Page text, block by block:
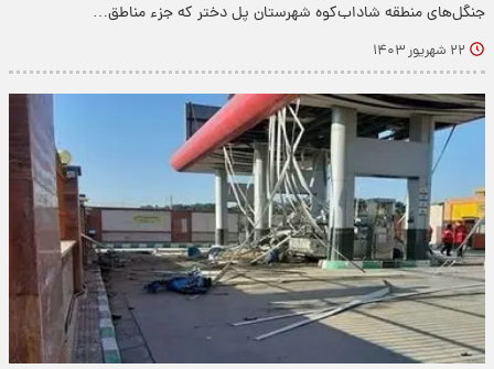
جنگل‌های منطقه شاداب‌کوه شهرستان پل دختر که جزء مناطق…
۲۲ شهریور ۱۴۰۳